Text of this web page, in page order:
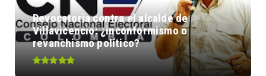
Revocatoria contra el alcalde de
Villavicencio: ¿inconformismo o
revanchismo político?